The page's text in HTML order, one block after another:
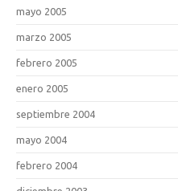
mayo 2005
marzo 2005
febrero 2005
enero 2005
septiembre 2004
mayo 2004
febrero 2004